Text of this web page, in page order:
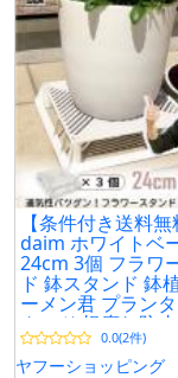
【条件付き送料無
daim ホワイトベ
24cm 3個 フラワ
ド 鉢スタンド 鉢
ーメン君 プラン
タンド 根腐れ防
水 第一ビニール
0.0(2件)
ヤフーショッピング